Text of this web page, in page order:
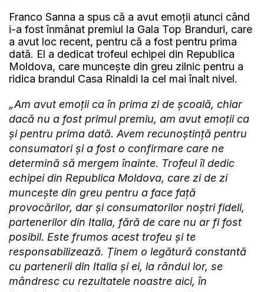
Franco Sanna a spus că a avut emoții atunci când
i-a fost înmânat premiul la Gala Top Branduri, care
a avut loc recent, pentru că a fost pentru prima
dată. El a dedicat trofeul echipei din Republica
Moldova, care muncește din greu zilnic pentru a
ridica brandul Casa Rinaldi la cel mai înalt nivel.
„Am avut emoții ca în prima zi de școală, chiar
dacă nu a fost primul premiu, am avut emoții ca
și pentru prima dată. Avem recunoștință pentru
consumatori și a fost o confirmare care ne
determină să mergem înainte. Trofeul îl dedic
echipei din Republica Moldova, care zi de zi
muncește din greu pentru a face față
provocărilor, dar și consumatorilor noștri fideli,
partenerilor din Italia, fără de care nu ar fi fost
posibil. Este frumos acest trofeu și te
responsabilizează. Ținem o legătură constantă
cu partenerii din Italia și ei, la rândul lor, se
mândresc cu rezultatele noastre aici, în